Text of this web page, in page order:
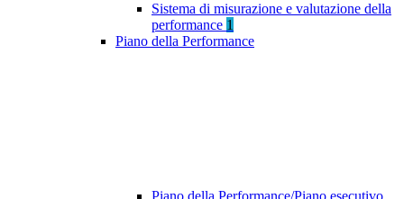
Sistema di misurazione e valutazione della
performance 1
Piano della Performance